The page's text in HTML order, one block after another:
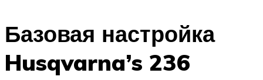
Базовая настройка
Husqvarna’s 236